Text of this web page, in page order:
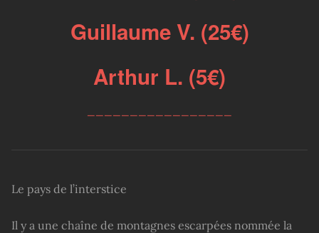
Guillaume V. (25€)
Arthur L. (5€)
Le pays de l’interstice
Il y a une chaîne de montagnes escarpées nommée la